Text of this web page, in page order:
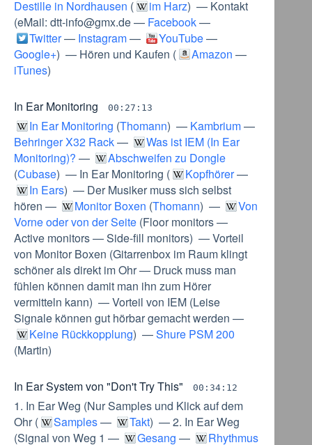
Destille in Nordhausen ( im Harz) — Kontakt
(eMail: dtt-info@gmx.de— Facebook—
Twitter— Instagram— YouTube—
Google+) — Hören und Kaufen ( Amazon —
iTunes)
In Ear Monitoring 00:27:13
In Ear Monitoring (Thomann) — Kambrium—
Behringer X32 Rack—
Was ist IEM (In Ear
Monitoring)? —
Abschweifen zu Dongle
(Cubase) — In Ear Monitoring ( Kopfhörer—
In Ears) — Der Musiker muss sich selbst
hören — Monitor Boxen (Thomann) —
Von
Vorne oder von der Seite (Floor monitors—
Active monitors—Side-fill monitors) —Vorteil
von Monitor Boxen (Gitarrenbox im Raum klingt
schöner als direkt im Ohr— Druck muss man
fühlen können damit man ihn zum Hörer
vermitteln kann) —Vorteil von IEM (Leise
Signale können gut hörbar gemacht werden —
Keine Rückkopplung) —Shure PSM 200
(Martin)
In Ear System von "Don't Try This" 00:34:12
1. In Ear Weg (Nur Samples und Klick auf dem
Ohr( Samples— Takt) —2. In Ear Weg
(Signal von Weg 1 — Gesang —
Rhythmus